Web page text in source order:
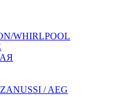
WHIRLPOOL
/ AEG